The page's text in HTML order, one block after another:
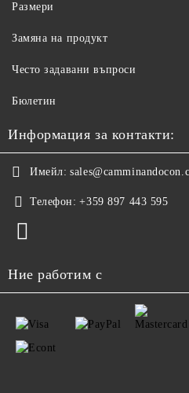
Размери
Замяна на продукт
Често задавани въпроси
Бюлетин
Информация за контакти:
Имейл:
Телефон: +359 897 443 595
Ние работим с